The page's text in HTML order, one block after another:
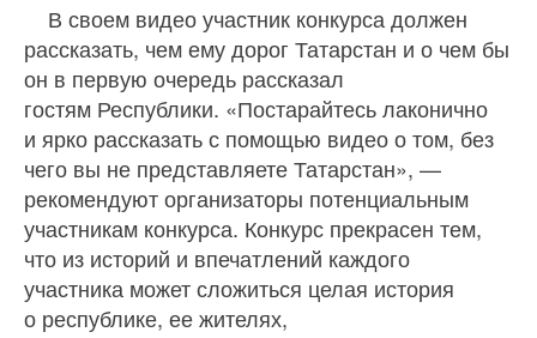
В своем видео участник конкурса должен
рассказать, чем ему дорог Татарстан и о чем бы
он в первую очередь рассказал
гостям Республики. «Постарайтесь лаконично
и ярко рассказать с помощью видео о том, без
чего вы не представляете Татарстан», —
рекомендуют организаторы потенциальным
участникам конкурса. Конкурс прекрасен тем,
что из историй и впечатлений каждого
участника может сложиться целая история
о республике, ее жителях,